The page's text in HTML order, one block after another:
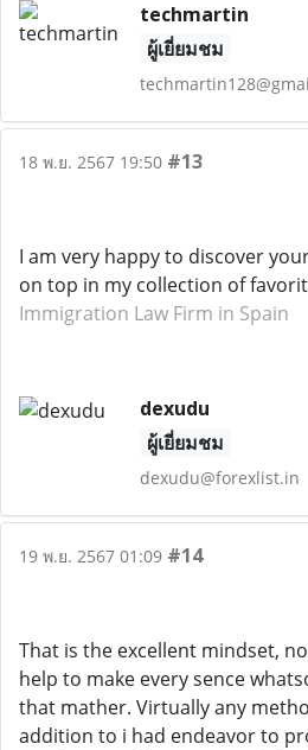
techmartin
ผู้เยี่ยมชม
18 พ.ย. 2567 19:50 #13
I am very happy to discover
on top in my collection of
Immigration Law Firm in Spain
dexudu
ผู้เยี่ยมชม
dexudu@forexlist.in
19 พ.ย. 2567 01:09 #14
That is the excellent mindset,
help to make every sence
that mather. Virtually any
addition to i had endeavor to